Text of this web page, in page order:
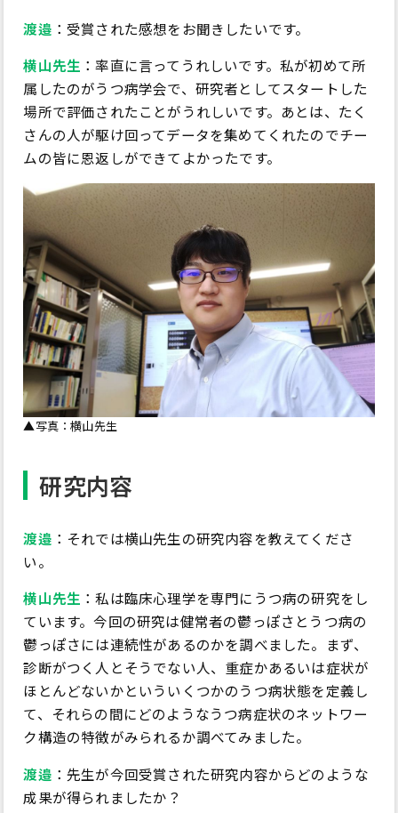
渡邉 ：受賞された感想をお聞きしたいです。
横山先生 ：率直に言ってうれしいです。私が初めて所
属したのがうつ病学会で、研究者としてスタートした
場所で評価されたことがうれしいです。あとは、たく
さんの人が駆け回ってデータを集めてくれたのでチー
ムの皆に恩返しができてよかったです。
▲写真：横山先生
研究内容
渡邉 ：それでは横山先生の研究内容を教えてくださ
い。
横山先生 ：私は臨床心理学を専門にうつ病の研究をし
ています。今回の研究は健常者の鬱っぽさとうつ病の
鬱っぽさには連続性があるのかを調べました。まず、
診断がつく人とそうでない人、重症かあるいは症状が
ほとんどないかといういくつかのうつ病状態を定義し
て、それらの間にどのようなうつ病症状のネットワー
ク構造の特徴がみられるか調べてみました。
渡邉 ：先生が今回受賞された研究内容からどのような
成果が得られましたか？